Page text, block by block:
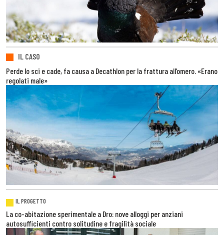
IL CASO
Perde lo sci e cade, fa causa a Decathlon per la frattura all’omero. «Erano
regolati male»
IL PROGETTO
La co-abitazione sperimentale a Dro: nove alloggi per anziani
autosufficienti contro solitudine e fragilità sociale